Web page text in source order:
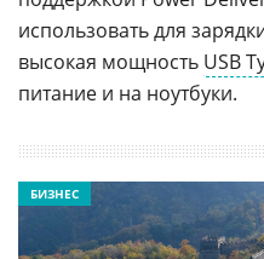
использовать для
высокая мощность USB
питание и на ноутбуки.
БИЗНЕС